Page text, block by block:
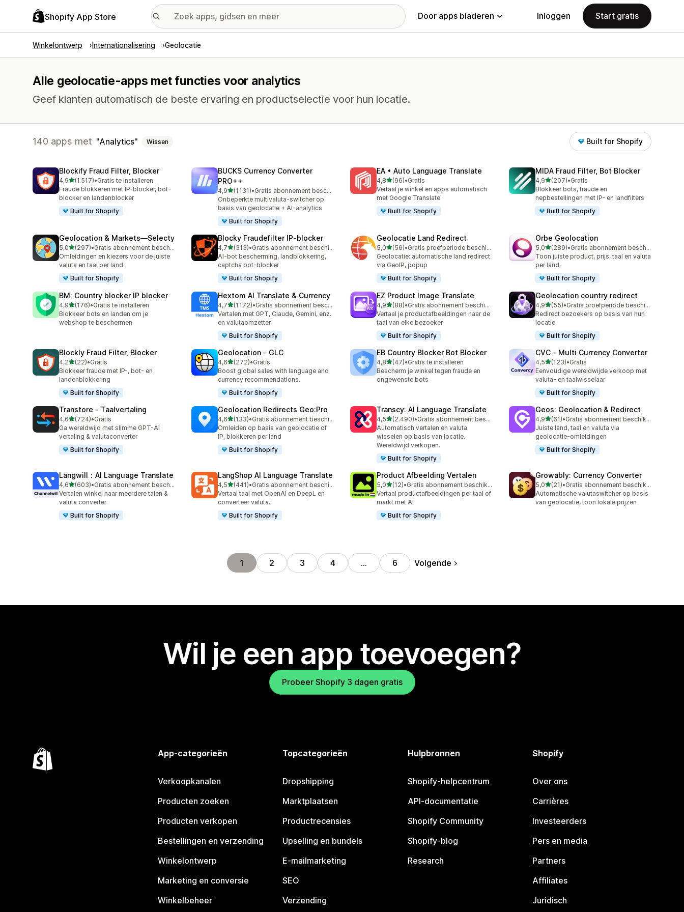
Shopify App Store Door apps bladeren Inloggen Start gratis
Winkelontwerp Internationalisering Geolocatie
Alle geolocatie-apps met functies voor analytics
Geef klanten automatisch de beste ervaring en productselectie voor hun locatie.
140 apps met Analytics Wissen Built for Shopify
Blockify Fraud Filter, Blocker
4,9van 5 sterren
(1.517)
1517 recensies in totaal
•Gratis te installeren
Fraude blokkeren met IP-blocker, bot-
blocker en landenblocker
Built for Shopify
BUCKS Currency Converter
PRO++
4,9van 5 sterren
(1.131)
1131 recensies in totaal
•
Gratis abonnement beschikbaar
Onbeperkte multivaluta-switcher op
basis van geolocatie + AI-analytics
Built for Shopify
EA • Auto Language Translate
4,8van 5 sterren
(96)
96 recensies in totaal
•Gratis
Vertaal je winkel en apps automatisch
met Google Translate
Built for Shopify
MIDA Fraud Filter, Bot Blocker
4,9van 5 sterren
(207)
207 recensies in totaal
•Gratis
Blokkeer bots, fraude en
nepbestellingen met IP- en landfilters
Built for Shopify
Geolocation & Markets—Selecty
5,0van 5 sterren
(297)
297 recensies in totaal
•
Gratis abonnement beschikbaar
Omleidingen en kiezers voor de juiste
valuta en taal per land
Built for Shopify
Blocky Fraudefilter IP‑blocker
4,7van 5 sterren
(313)
313 recensies in totaal
•
Gratis abonnement beschikbaar
AI-bot bescherming, landblokkering,
captcha bot-blocker
Built for Shopify
Geolocatie Land Redirect
5,0van 5 sterren
(56)
56 recensies in totaal
•
Gratis proefperiode beschikbaar
Geolocatie: automatische land redirect
via GeoIP, popup
Built for Shopify
Orbe Geolocation
5,0van 5 sterren
(289)
289 recensies in totaal
•
Gratis abonnement beschikbaar
Toon juiste product, prijs, taal en valuta
per land.
Built for Shopify
BM: Country blocker IP blocker
4,9van 5 sterren
(176)
176 recensies in totaal
•Gratis te installeren
Blokkeer bots en landen om je
webshop te beschermen
Hextom AI Translate & Currency
4,7van 5 sterren
(1.172)
1172 recensies in totaal
•
Gratis abonnement beschikbaar
Vertalen met GPT, Claude, Gemini, enz.
en valutaomzetter
Built for Shopify
EZ Product Image Translate
4,9van 5 sterren
(88)
88 recensies in totaal
•
Gratis abonnement beschikbaar
Vertaal je productafbeeldingen naar de
taal van elke bezoeker
Built for Shopify
Geolocation country redirect
4,9van 5 sterren
(55)
55 recensies in totaal
•
Gratis proefperiode beschikbaar
Redirect bezoekers op basis van hun
locatie
Built for Shopify
Blockly Fraud Filter, Blocker
4,2van 5 sterren
(22)
22 recensies in totaal
•Gratis
Blokkeer fraude met IP-, bot- en
landenblokkering
Built for Shopify
Geolocation ‑ GLC
4,6van 5 sterren
(272)
272 recensies in totaal
•Gratis
Boost global sales with language and
currency recommendations.
Built for Shopify
EB Country Blocker Bot Blocker
4,8van 5 sterren
(47)
47 recensies in totaal
•Gratis te installeren
Bescherm je winkel tegen fraude en
ongewenste bots
CVC ‑ Multi Currency Converter
4,5van 5 sterren
(123)
123 recensies in totaal
•Gratis
Eenvoudige wereldwijde verkoop met
valuta- en taalwisselaar
Built for Shopify
Transtore ‑ Taalvertaling
4,6van 5 sterren
(724)
724 recensies in totaal
•Gratis
Ga wereldwijd met slimme GPT-AI
vertaling & valutaconverter
Built for Shopify
Geolocation Redirects Geo:Pro
4,6van 5 sterren
(133)
133 recensies in totaal
•
Gratis abonnement beschikbaar
Omleiden op basis van geolocatie of
IP, blokkeren per land
Built for Shopify
Transcy: AI Language Translate
4,5van 5 sterren
(2.490)
2490 recensies in totaal
•
Gratis abonnement beschikbaar
Automatisch vertalen en valuta
wisselen op basis van locatie.
Wereldwijd verkopen.
Built for Shopify
Geos: Geolocation & Redirect
4,9van 5 sterren
(61)
61 recensies in totaal
•
Gratis abonnement beschikbaar
Juiste land, taal en valuta via
geolocatie-omleidingen
Built for Shopify
Langwill：AI Language Translate
4,6van 5 sterren
(603)
603 recensies in totaal
•
Gratis abonnement beschikbaar
Vertalen winkel naar meerdere talen &
valuta converter
Built for Shopify
LangShop AI Language Translate
4,5van 5 sterren
(441)
441 recensies in totaal
•
Gratis abonnement beschikbaar
Vertaal taal met OpenAI en DeepL en
converteer valuta.
Built for Shopify
Product Afbeelding Vertalen
5,0van 5 sterren
(12)
12 recensies in totaal
•
Gratis abonnement beschikbaar
Vertaal productafbeeldingen per taal of
markt met AI
Built for Shopify
Growably: Currency Converter
5,0van 5 sterren
(21)
21 recensies in totaal
•
Gratis abonnement beschikbaar
Automatische valutaswitcher op basis
van geolocatie, toon lokale prijzen
1 2 3 4 … 6 Volgende
Wil je een app toevoegen?
Probeer Shopify 3 dagen gratis
App-categorieën
Verkoopkanalen
Producten zoeken
Producten verkopen
Bestellingen en verzending
Winkelontwerp
Marketing en conversie
Winkelbeheer
Topcategorieën
Dropshipping
Marktplaatsen
Productrecensies
Upselling en bundels
E-mailmarketing
SEO
Verzending
Hulpbronnen
Shopify-helpcentrum
API-documentatie
Shopify Community
Shopify-blog
Research
Shopify
Over ons
Carrières
Investeerders
Pers en media
Partners
Affiliates
Juridisch